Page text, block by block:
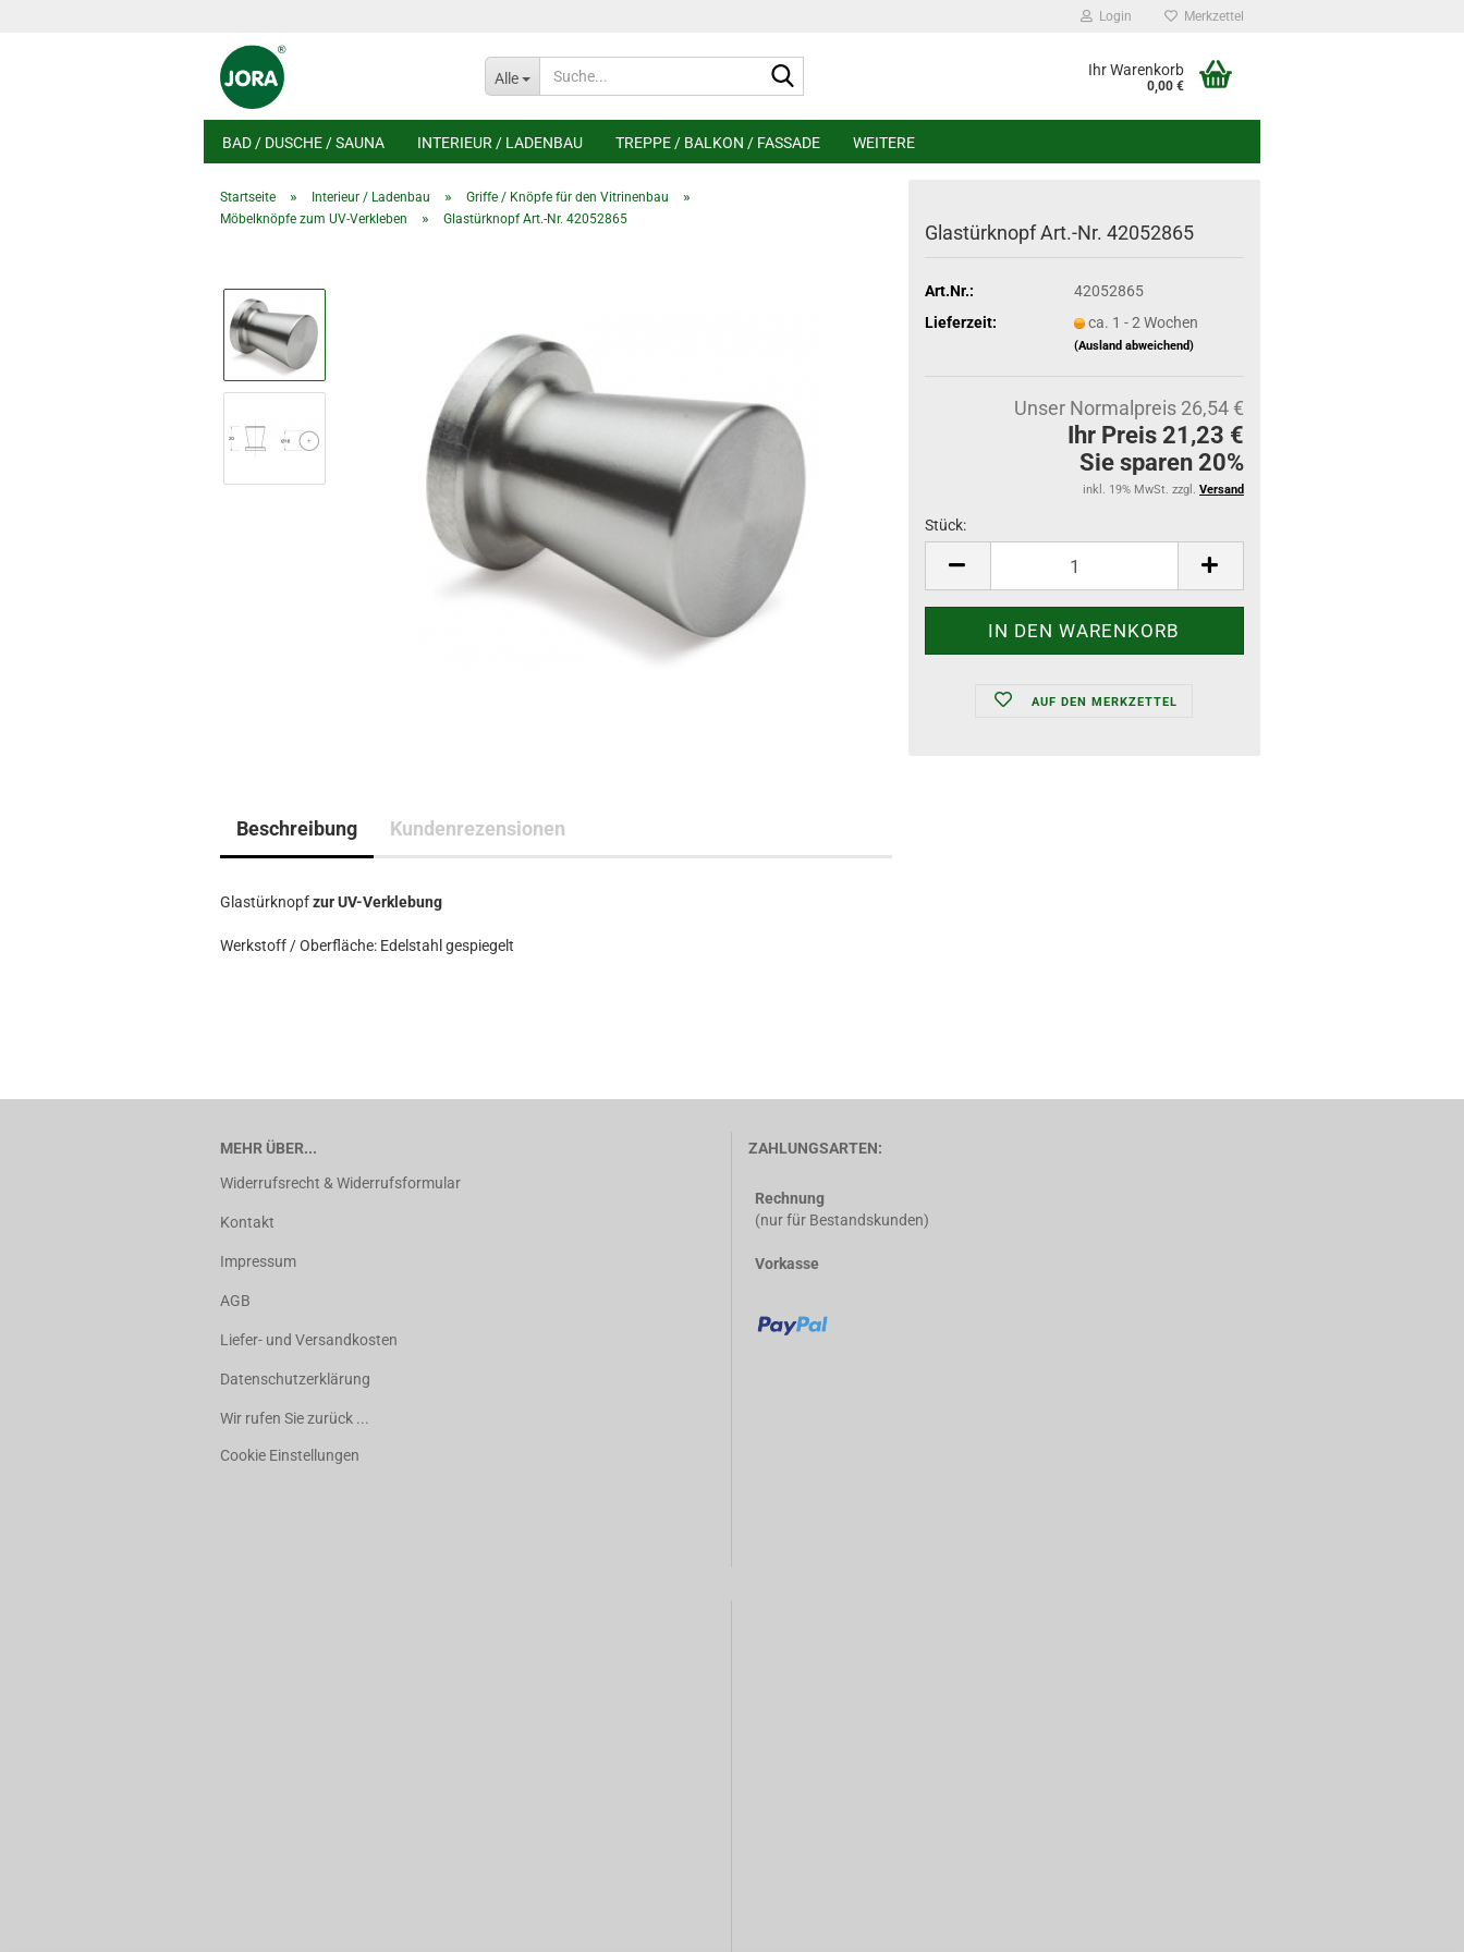
Login Merkzettel
Alle Ihr Warenkorb
0,00 €
BAD / DUSCHE / SAUNA INTERIEUR / LADENBAU TREPPE / BALKON / FASSADE WEITERE
Startseite » Interieur / Ladenbau » Griffe / Knöpfe für den Vitrinenbau »
Möbelknöpfe zum UV-Verkleben » Glastürknopf Art.-Nr. 42052865
Glastürknopf Art.-Nr. 42052865
Art.Nr.:
42052865
Lieferzeit:
ca. 1 - 2 Wochen
(Ausland abweichend)
Unser Normalpreis 26,54 €
Ihr Preis 21,23 €
Sie sparen 20%
inkl. 19% MwSt. zzgl. Versand
Stück:
Stück
AUF DEN MERKZETTEL
Beschreibung Kundenrezensionen
Glastürknopfzur UV-Verklebung
Werkstoff / Oberfläche: Edelstahl gespiegelt
MEHR ÜBER...
Widerrufsrecht & Widerrufsformular
Kontakt
Impressum
AGB
Liefer- und Versandkosten
Datenschutzerklärung
Wir rufen Sie zurück ...
Cookie Einstellungen
ZAHLUNGSARTEN:
Rechnung
(nur für Bestandskunden)
Vorkasse